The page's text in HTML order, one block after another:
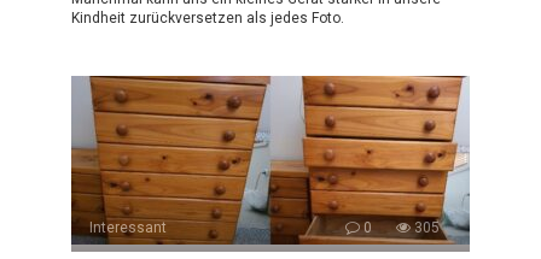
Kindheit zurückversetzen als jedes Foto.
Interessant 0 305